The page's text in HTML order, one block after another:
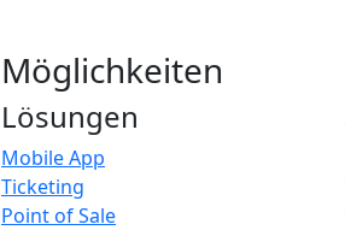
Möglichkeiten
Lösungen
Mobile App
Ticketing
Point of Sale